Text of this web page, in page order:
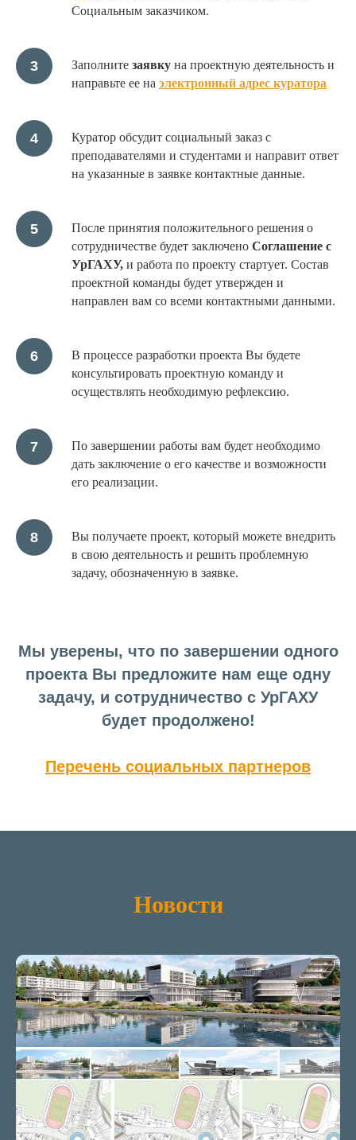
Социальным заказчиком.
Заполните заявку на проектную деятельность и
направьте ее на электронный адрес куратора
Куратор обсудит социальный заказ с
преподавателями и студентами и направит ответ
на указанные в заявке контактные данные.
После принятия положительного решения о
сотрудничестве будет заключено Соглашение с
УрГАХУ, и работа по проекту стартует. Состав
проектной команды будет утвержден и
направлен вам со всеми контактными данными.
В процессе разработки проекта Вы будете
консультировать проектную команду и
осуществлять необходимую рефлексию.
По завершении работы вам будет необходимо
дать заключение о его качестве и возможности
его реализации.
Вы получаете проект, который можете внедрить
в свою деятельность и решить проблемную
задачу, обозначенную в заявке.
Мы уверены, что по завершении одного
проекта Вы предложите нам еще одну
задачу, и сотрудничество с УрГАХУ
будет продолжено!
Перечень социальных партнеров
Новости